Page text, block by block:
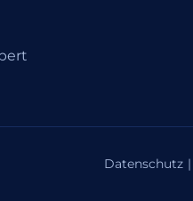
Datenschutz